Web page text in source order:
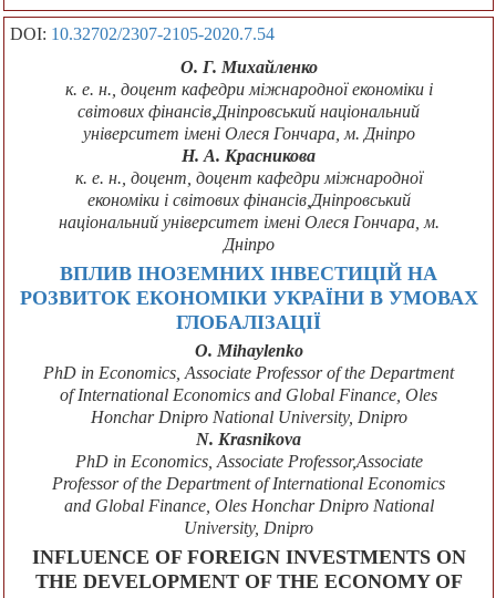
DOI: 10.32702/2307-2105-2020.7.54
О. Г. Михайленко
к. е. н., доцент кафедри міжнародної економіки і
світових фінансів,Дніпровський національний
університет імені Олеся Гончара, м. Дніпро
Н. А. Красникова
к. е. н., доцент, доцент кафедри міжнародної
економіки і світових фінансів,Дніпровський
національний університет імені Олеся Гончара, м.
Дніпро
ВПЛИВ ІНОЗЕМНИХ ІНВЕСТИЦІЙ НА
РОЗВИТОК ЕКОНОМІКИ УКРАЇНИ В УМОВАХ
ГЛОБАЛІЗАЦІЇ
O. Mihaylenko
PhD in Economics, Associate Professor of the Department
of International Economics and Global Finance, Oles
Honchar Dnipro National University, Dnipro
N. Krasnikova
PhD in Economics, Associate Professor,Associate
Professor of the Department of International Economics
and Global Finance, Oles Honchar Dnipro National
University, Dnipro
INFLUENCE OF FOREIGN INVESTMENTS ON
THE DEVELOPMENT OF THE ECONOMY OF